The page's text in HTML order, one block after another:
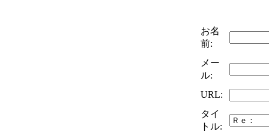
お名
前:
メー
ル:
URL:
タイ
トル: